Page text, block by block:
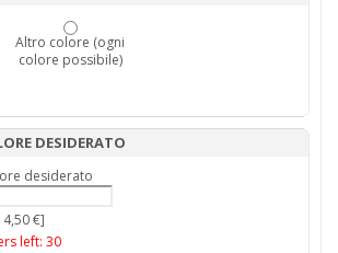
Altro colore (ogni
colore possibile)
DESIDERATO
desiderato
€]
left: 30